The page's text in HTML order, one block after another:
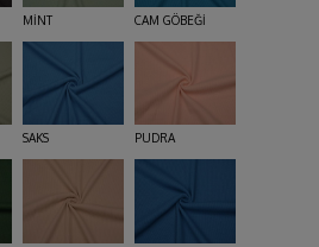
MİNT CAM GÖBEĞİ
SAKS PUDRA